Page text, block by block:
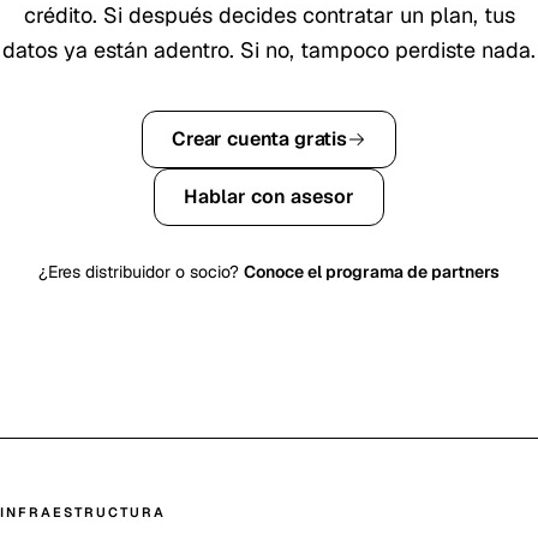
crédito. Si después decides contratar un plan, tus
datos ya están adentro. Si no, tampoco perdiste nada.
Crear cuenta gratis
Hablar con asesor
¿Eres distribuidor o socio? Conoce el programa de partners
INFRAESTRUCTURA